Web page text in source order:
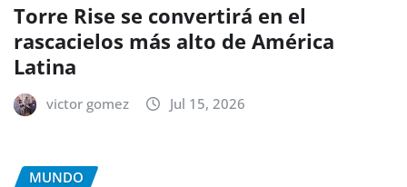
Torre Rise se convertirá en el
rascacielos más alto de América
Latina
victor gomez Jul 15, 2026
MUNDO